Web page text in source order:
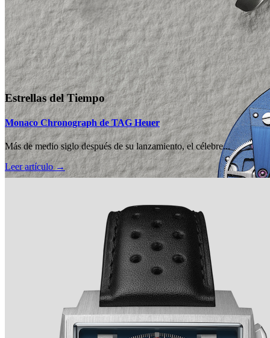
Estrellas del Tiempo
Monaco Chronograph de TAG Heuer
Más de medio siglo después de su lanzamiento, el célebre...
Leer artículo →